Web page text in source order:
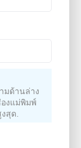
มด้านล่าง
งแม่พิมพ์
สุด.